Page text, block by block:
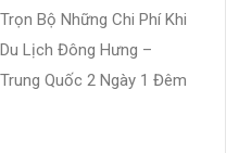
Trọn Bộ Những Chi Phí Khi
Du Lịch Đông Hưng –
Trung Quốc 2 Ngày 1 Đêm